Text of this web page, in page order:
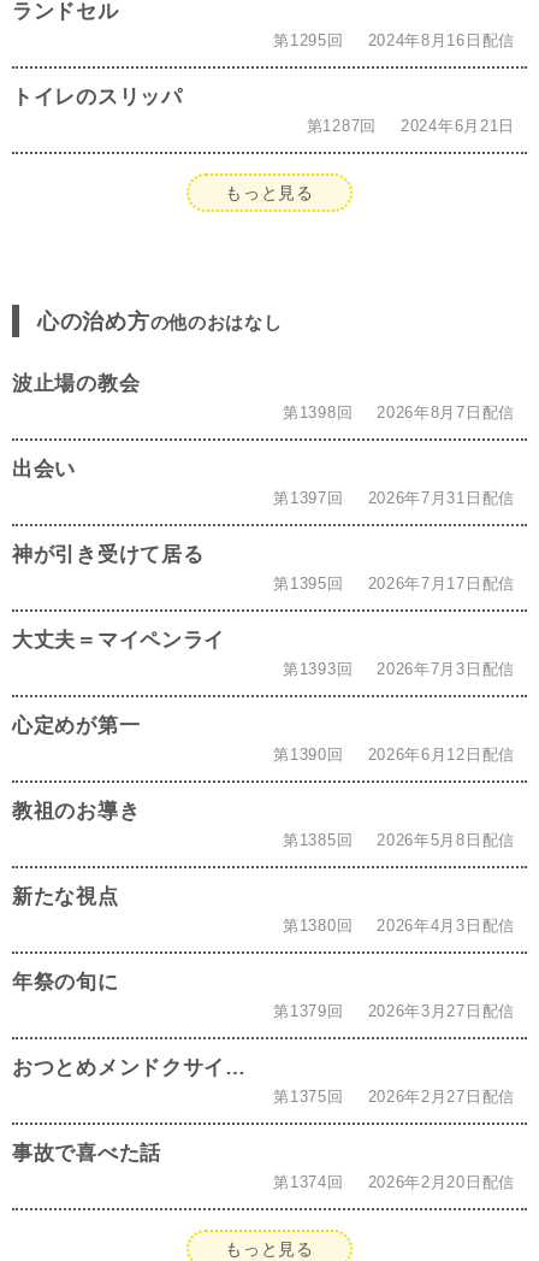
ランドセル
第1295回 2024年8月16日配信
トイレのスリッパ
第1287回 2024年6月21日
もっと見る
心の治め方の他のおはなし
波止場の教会
第1398回 2026年8月7日配信
出会い
第1397回 2026年7月31日配信
神が引き受けて居る
第1395回 2026年7月17日配信
大丈夫＝マイペンライ
第1393回 2026年7月3日配信
心定めが第一
第1390回 2026年6月12日配信
教祖のお導き
第1385回 2026年5月8日配信
新たな視点
第1380回 2026年4月3日配信
年祭の旬に
第1379回 2026年3月27日配信
おつとめメンドクサイ…
第1375回 2026年2月27日配信
事故で喜べた話
第1374回 2026年2月20日配信
もっと見る